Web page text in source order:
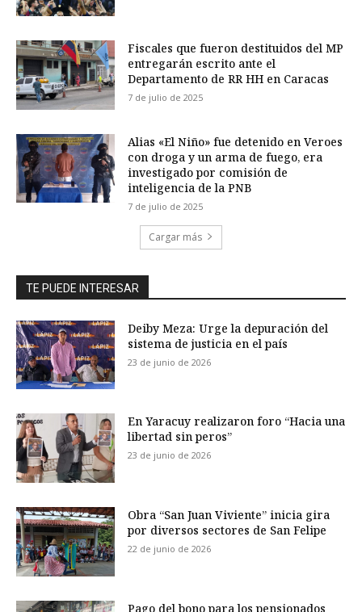
Fiscales que fueron destituidos del MP
entregarán escrito ante el
Departamento de RR HH en Caracas
7 de julio de 2025
Alias «El Niño» fue detenido en Veroes
con droga y un arma de fuego, era
investigado por comisión de
inteligencia de la PNB
7 de julio de 2025
Cargar más
TE PUEDE INTERESAR
Deiby Meza: Urge la depuración del
sistema de justicia en el país
23 de junio de 2026
En Yaracuy realizaron foro “Hacia una
libertad sin peros”
23 de junio de 2026
Obra “San Juan Viviente” inicia gira
por diversos sectores de San Felipe
22 de junio de 2026
Pago del bono para los pensionados